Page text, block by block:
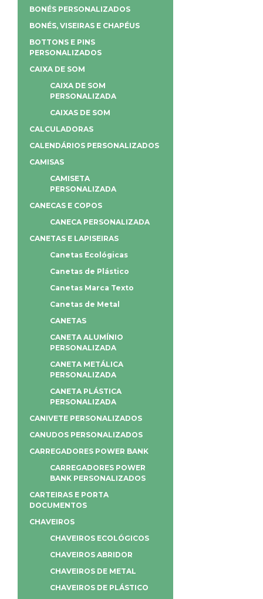
BONÉS PERSONALIZADOS
BONÉS, VISEIRAS E CHAPÉUS
BOTTONS E PINS
PERSONALIZADOS
CAIXA DE SOM
CAIXA DE SOM
PERSONALIZADA
CAIXAS DE SOM
CALCULADORAS
CALENDÁRIOS PERSONALIZADOS
CAMISAS
CAMISETA
PERSONALIZADA
CANECAS E COPOS
CANECA PERSONALIZADA
CANETAS E LAPISEIRAS
Canetas Ecológicas
Canetas de Plástico
Canetas Marca Texto
Canetas de Metal
CANETAS
CANETA ALUMÍNIO
PERSONALIZADA
CANETA METÁLICA
PERSONALIZADA
CANETA PLÁSTICA
PERSONALIZADA
CANIVETE PERSONALIZADOS
CANUDOS PERSONALIZADOS
CARREGADORES POWER BANK
CARREGADORES POWER
BANK PERSONALIZADOS
CARTEIRAS E PORTA
DOCUMENTOS
CHAVEIROS
CHAVEIROS ECOLÓGICOS
CHAVEIROS ABRIDOR
CHAVEIROS DE METAL
CHAVEIROS DE PLÁSTICO